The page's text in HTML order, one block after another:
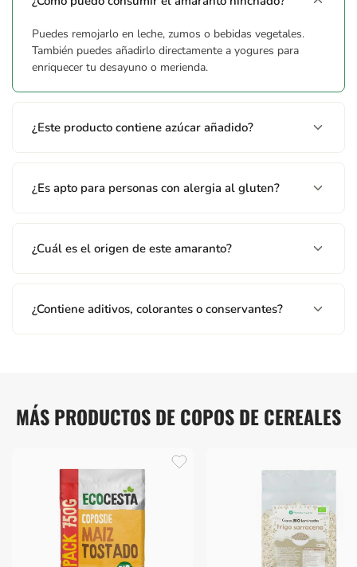
Puedes remojarlo en leche, zumos o bebidas vegetales.
También puedes añadirlo directamente a yogures para
enriquecer tu desayuno o merienda.
¿Este producto contiene azúcar añadido?
¿Es apto para personas con alergia al gluten?
¿Cuál es el origen de este amaranto?
¿Contiene aditivos, colorantes o conservantes?
MÁS PRODUCTOS DE COPOS DE CEREALES